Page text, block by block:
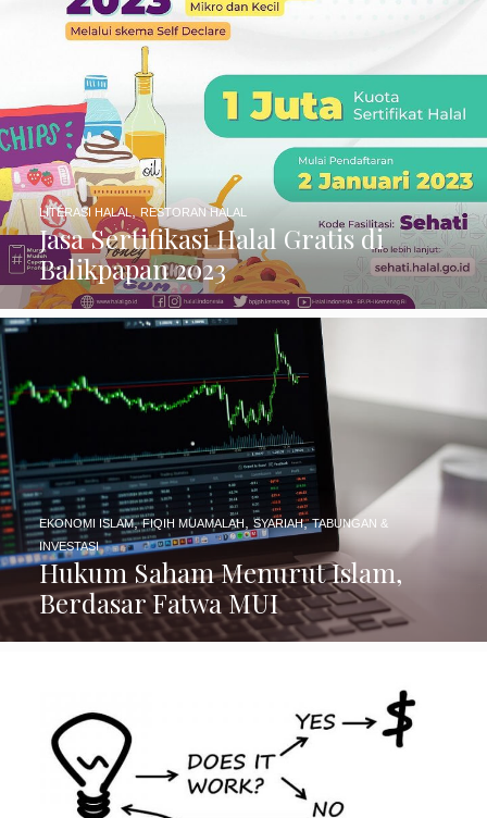
Jasa Sertifikasi Halal Gratis di
Balikpapan 2023
LITERASI HALAL, RESTORAN HALAL
Hukum Saham Menurut Islam,
Berdasar Fatwa MUI
EKONOMI ISLAM,FIQIH MUAMALAH, SYARIAH,TABUNGAN &
INVESTASI